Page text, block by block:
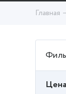
Главная
Цена